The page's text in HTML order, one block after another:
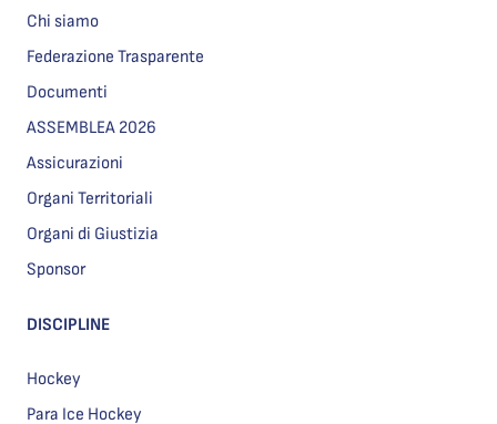
Chi siamo
Federazione Trasparente
Documenti
ASSEMBLEA 2026
Assicurazioni
Organi Territoriali
Organi di Giustizia
Sponsor
DISCIPLINE
Hockey
Para Ice Hockey